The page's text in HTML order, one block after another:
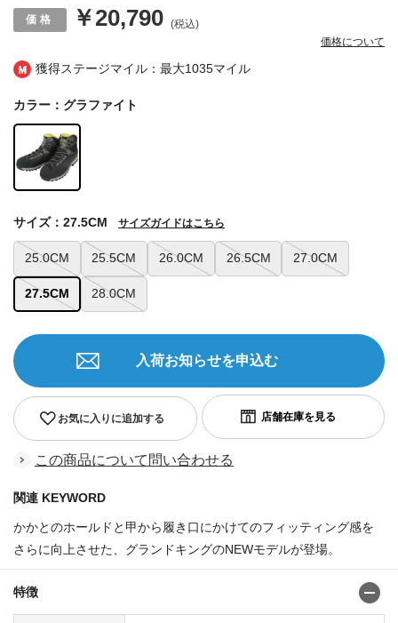
獲得ステージマイル：最大1035マイル
￥20,790 (税込)
価格について
カラー：グラファイト
25.0CM 25.5CM 26.0CM 26.5CM 27.0CM
27.5CM 28.0CM
サイズ：27.5CM サイズガイドはこちら
お気に入りに追加する
入荷お知らせを申込む
この商品について問い合わせる
関連 KEYWORD
かかとのホールドと甲から履き口にかけてのフィッティング感を
さらに向上させた、グランドキングのNEWモデルが登場。
特徴